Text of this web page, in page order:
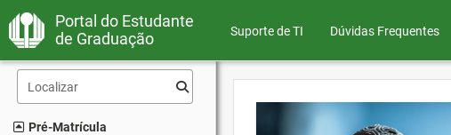
Portal do Estudante
de Graduação
Suporte de TI Dúvidas Frequentes
Pré-Matrícula